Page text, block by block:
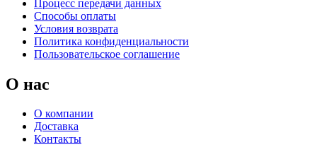
Процесс передачи данных
Способы оплаты
Условия возврата
Политика конфиденциальности
Пользовательское соглашение
О нас
О компании
Доставка
Контакты